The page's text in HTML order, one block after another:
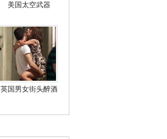
美国太空武器
英国男女街头醉酒